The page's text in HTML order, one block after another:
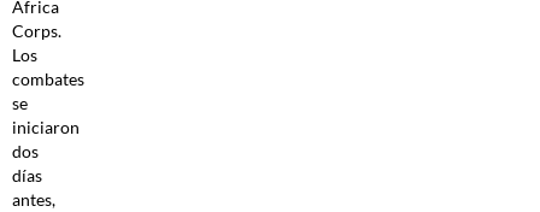
África
Corps.
Los
combates
se
iniciaron
dos
días
antes,